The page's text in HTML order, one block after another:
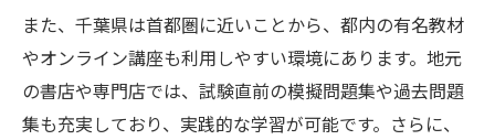
を
電気工事士教材選びで効率化する千葉県の
工夫
短期間合格へ導く電気工事士教材の選択方
また、千葉県は首都圏に近いことから、都内の有名教材
やオンライン講座も利用しやすい環境にあります。地元
の書店や専門店では、試験直前の模擬問題集や過去問題
集も充実しており、実践的な学習が可能です。さらに、